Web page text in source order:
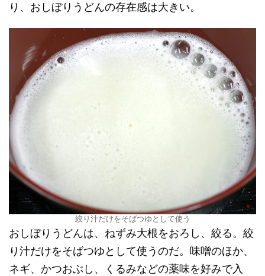
り、おしぼりうどんの存在感は大きい。
絞り汁だけをそばつゆとして使う
おしぼりうどんは、ねずみ大根をおろし、絞る。絞
り汁だけをそばつゆとして使うのだ。味噌のほか、
ネギ、かつおぶし、くるみなどの薬味を好みで入